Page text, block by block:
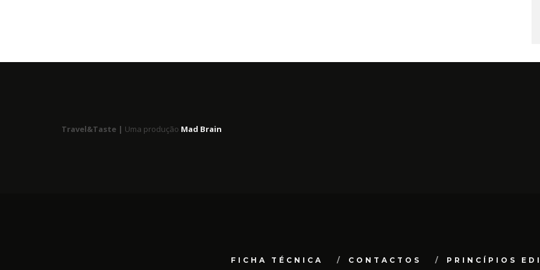
Travel&Taste | Uma produção Mad Brain
FICHA TÉCNICA CONTACTOS PRINCÍPIOS